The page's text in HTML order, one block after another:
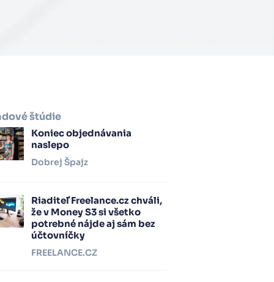
štúdie
Koniec objednávania
naslepo
Dobrej Špajz
Riaditeľ Freelance.cz chváli,
že v Money S3 si všetko
potrebné nájde aj sám bez
účtovníčky
FREELANCE.CZ